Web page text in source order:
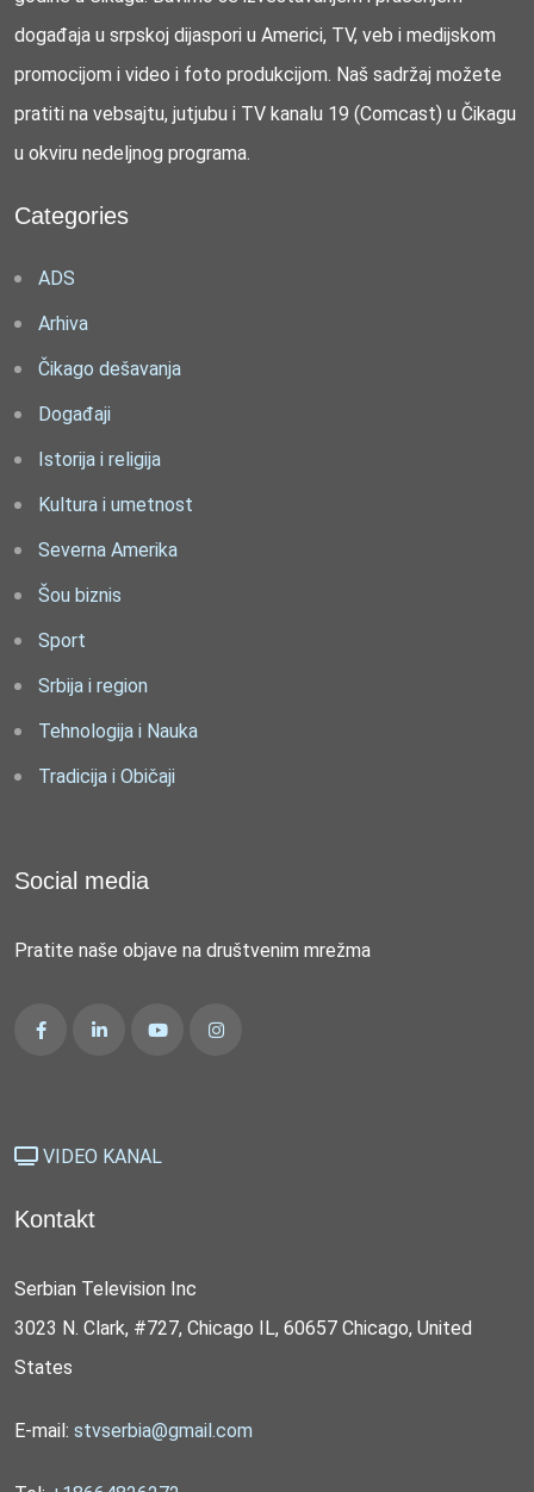
događaja u srpskoj dijaspori u Americi, TV, veb i medijskom
promocijom i video i foto produkcijom. Naš sadržaj možete
pratiti na vebsajtu, jutjubu i TV kanalu 19 (Comcast) u Čikagu
u okviru nedeljnog programa.
Categories
ADS
Arhiva
Čikago dešavanja
Događaji
Istorija i religija
Kultura i umetnost
Severna Amerika
Šou biznis
Sport
Srbija i region
Tehnologija i Nauka
Tradicija i Običaji
Social media
Pratite naše objave na društvenim mrežma
VIDEO KANAL
Kontakt
Serbian Television Inc
3023 N. Clark, #727, Chicago IL, 60657 Chicago, United
States
E-mail: stvserbia@gmail.com